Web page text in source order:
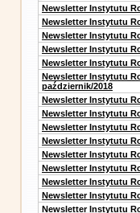
Newsletter Instytutu
Newsletter Instytutu
Newsletter Instytutu
Newsletter Instytutu
Newsletter Instytutu
Newsletter Instytutu
październik/2018
Newsletter Instytutu
Newsletter Instytutu
Newsletter Instytutu
Newsletter Instytutu
Newsletter Instytutu
Newsletter Instytutu
Newsletter Instytutu
Newsletter Instytutu
Newsletter Instytutu